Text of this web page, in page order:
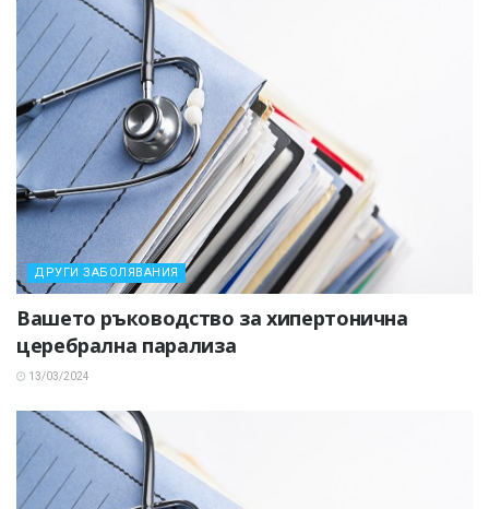
ДРУГИ ЗАБОЛЯВАНИЯ
Вашето ръководство за хипертонична
церебрална парализа
13/03/2024